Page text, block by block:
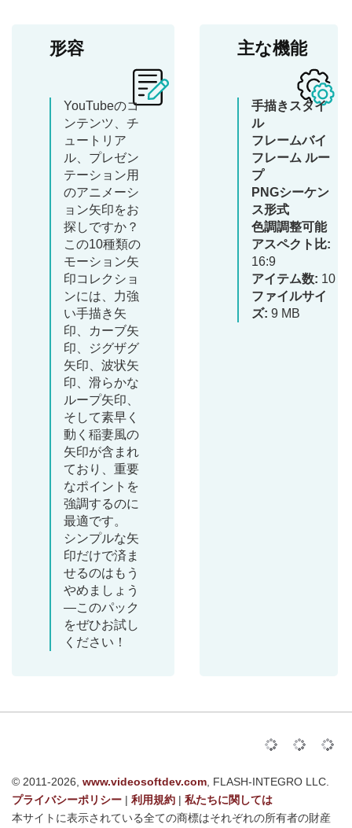
形容
YouTubeのコ
ンテンツ、チ
ュートリア
ル、プレゼン
テーション用
のアニメーシ
ョン矢印をお
探しですか？
この10種類の
モーション矢
印コレクショ
ンには、力強
い手描き矢
印、カーブ矢
印、ジグザグ
矢印、波状矢
印、滑らかな
ループ矢印、
そして素早く
動く稲妻風の
矢印が含まれ
ており、重要
なポイントを
強調するのに
最適です。
シンプルな矢
印だけで済ま
せるのはもう
やめましょう
—このパック
をぜひお試し
ください！
主な機能
手描きスタイ
ル
フレームバイ
フレーム ルー
プ
PNGシーケン
ス形式
色調調整可能
アスペクト比:
16:9
アイテム数: 10
ファイルサイ
ズ: 9 MB
© 2011-2026, www.videosoftdev.com , FLASH-INTEGRO LLC.
プライバシーポリシー | 利用規約 | 私たちに関しては
本サイトに表示されている全ての商標はそれぞれの所有者の財産